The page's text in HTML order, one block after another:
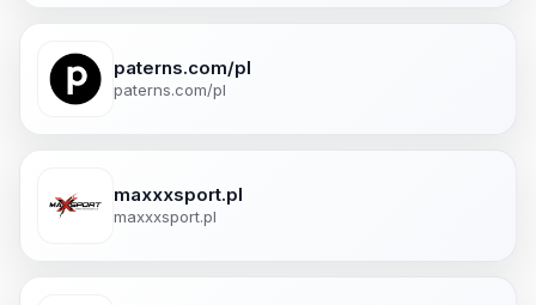
paterns.com/pl
paterns.com/pl
maxxxsport.pl
maxxxsport.pl